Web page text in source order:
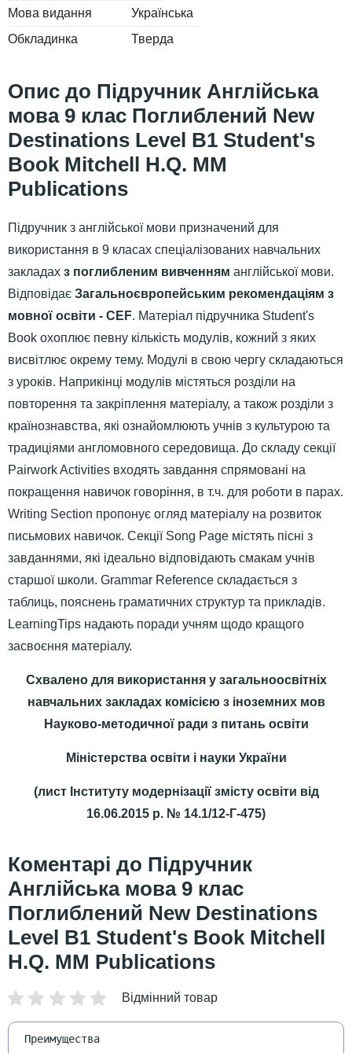
Мова видання
Українська
Обкладинка
Тверда
Підручник Англійська
мова 9 клас Поглиблений New
Destinations Level B1 Student's
Book Mitchell H.Q. MM
Publications
Підручник з англійської мови призначений для
використання в 9 класах спеціалізованих навчальних
закладах з поглибленим вивченням англійської мови.
Відповідає Загальноєвропейським рекомендаціям з
мовної освіти - CEF. Матеріал підручника Student's
Book охоплює певну кількість модулів, кожний з яких
висвітлює окрему тему. Модулі в свою чергу складаються
з уроків. Наприкінці модулів містяться розділи на
повторення та закріплення матеріалу, а також розділи з
країнознавства, які ознайомлюють учнів з культурою та
традиціями англомовного середовища. До складу секції
Pairwork Activities входять завдання спрямовані на
покращення навичок говоріння, в т.ч. для роботи в парах.
Writing Section пропонує огляд матеріалу на розвиток
письмових навичок. Секції Song Page містять пісні з
завданнями, які ідеально відповідають смакам учнів
старшої школи. Grammar Reference складається з
таблиць, пояснень граматичних структур та прикладів.
LearningTips надають поради учням щодо кращого
засвоєння матеріалу.
Схвалено для використання у загальноосвітніх
навчальних закладах комісією з іноземних мов
Науково-методичної ради з питань освіти
Міністерства освіти і науки України
(лист Інституту модернізації змісту освіти від
16.06.2015 р. № 14.1/12-Г-475)
Підручник
Англійська мова 9 клас
Поглиблений New Destinations
Level B1 Student's Book Mitchell
H.Q. MM Publications